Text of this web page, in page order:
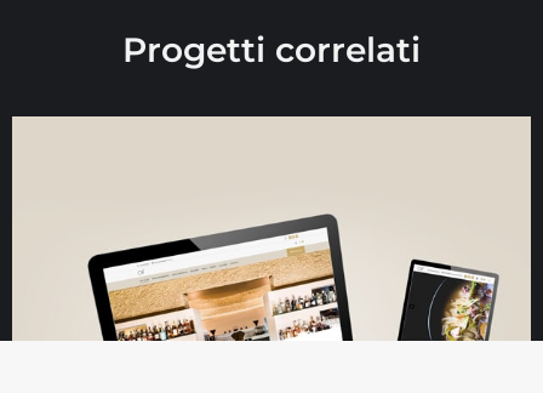
Progetti correlati